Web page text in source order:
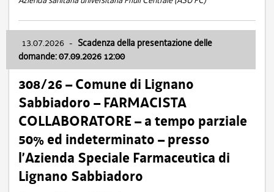
13.07.2026 - Scadenza della presentazione delle
domande: 07.09.2026 12:00
308/26 – Comune di Lignano
Sabbiadoro – FARMACISTA
COLLABORATORE – a tempo parziale
50% ed indeterminato – presso
l’Azienda Speciale Farmaceutica di
Lignano Sabbiadoro